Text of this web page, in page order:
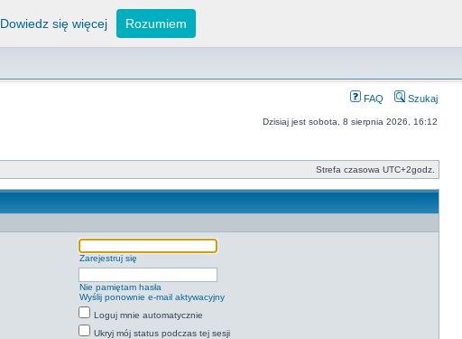
FAQ Szukaj
Dzisiaj jest sobota, 8 sierpnia 2026, 16:12
Strefa czasowa UTC+2godz.
Zarejestruj się
Nie pamiętam hasła
Wyślij ponownie e-mail aktywacyjny
Loguj mnie automatycznie
Ukryj mój status podczas tej sesji
Dowiedz się więcej Rozumiem